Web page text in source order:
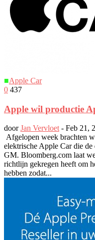
■Apple Car
0 437
Apple wil productie
doorJan Vervloet - Feb 21,
Afgelopen week brachten
elektrische Apple Car die de
GM. Bloomberg.com laat
richtlijn gekregen heeft om
hebben zodat...